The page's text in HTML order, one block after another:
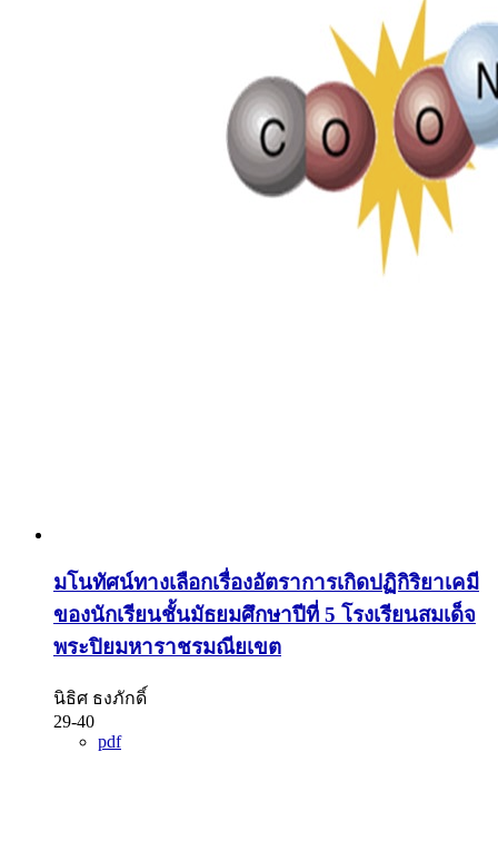
มโนทัศน์ทางเลือกเรื่องอัตราการเกิดปฏิกิริยาเคมี
ของนักเรียนชั้นมัธยมศึกษาปีที่ 5 โรงเรียนสมเด็จ
พระปิยมหาราชรมณียเขต
นิธิศ ธงภักดิ์
29-40
pdf